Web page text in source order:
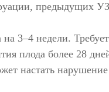
предыдущих
на 3–4 недели.
плода более 28
настать